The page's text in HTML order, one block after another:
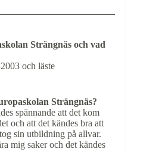
Strängnäs och vad
och läste
Strängnäs?
spännande att det kom
och att det kändes bra att
sin utbildning på allvar.
mig saker och det kändes